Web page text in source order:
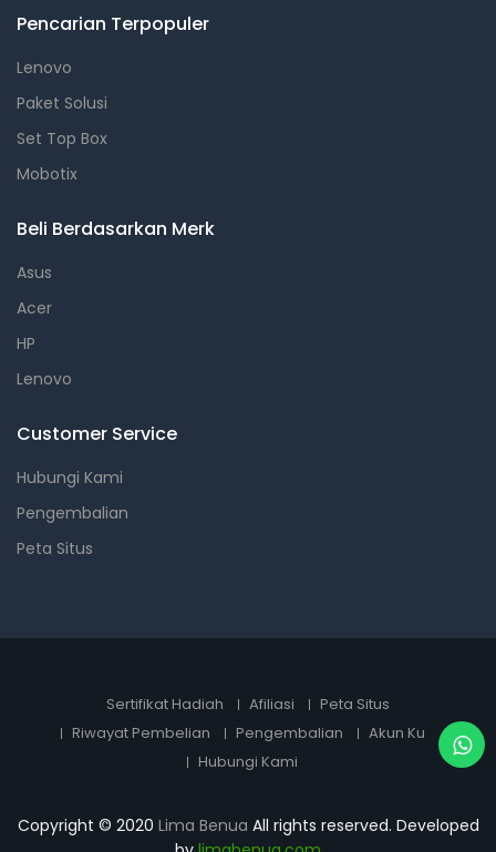
Pencarian Terpopuler
Lenovo
Paket Solusi
Set Top Box
Mobotix
Beli Berdasarkan Merk
Asus
Acer
HP
Lenovo
Customer Service
Hubungi Kami
Pengembalian
Peta Situs
Sertifikat Hadiah Afiliasi
Peta Situs
Riwayat Pembelian
Pengembalian
Akun Ku
Hubungi Kami
Copyright © 2020 Lima Benua All rights reserved. Developed